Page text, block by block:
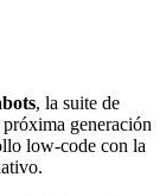
, la suite de
generación
low-code con la